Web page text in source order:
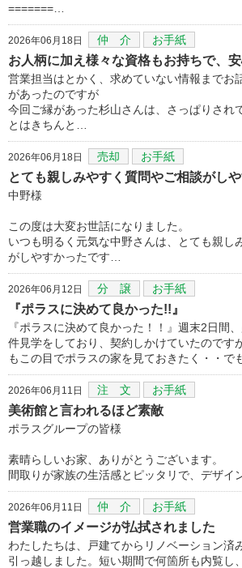
=======…
2026年06月18日 仲 介 お手紙
お人柄に加え様々な資格もお持ちで、
営業担当はとかく、求めていない情報までお
があったのですが
今回ご縁があった杉山さんは、さっぱりされ
とはきちんと…
2026年06月18日 売却 お手紙
とても親しみやすく質問やご相談がし
中野様
この度は大変お世話になりました。
いつも明るく元気な中野さんは、とても親し
がしやすかったです…
2026年06月12日 分 譲 お手紙
『ポラスに決めて良かった!!』
『ポラスに決めて良かった！！』週末2日間
件見学をしており、契約しかけていたのです
もこの目でポラスの家を見ておきたく・・で
2026年06月11日 注 文 お手紙
美術館と言われるほど素敵
ポラスグループの皆様
素晴らしいお家、ありがとうございます。
間取りが家族の生活感とピッタリで、デザイ
2026年06月11日 仲 介 お手紙
営業職のイメージが払拭されました
わたしたちは、戸建てからリノベーション済
引っ越しました。短い期間で何箇所も内覧し